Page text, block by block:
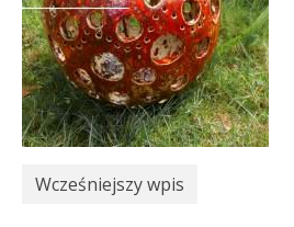
Wcześniejszy wpis